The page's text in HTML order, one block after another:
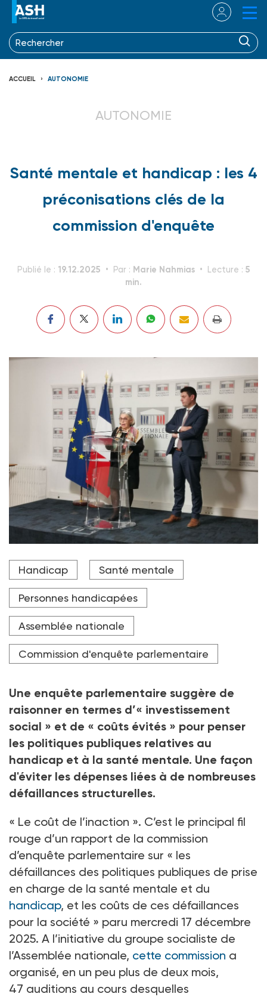
ACCUEIL AUTONOMIE
AUTONOMIE
Santé mentale et handicap : les 4
préconisations clés de la
commission d'enquête
Publié le : 19.12.2025 Par : Marie Nahmias Lecture : 5
min.
Les membres de la commission ont dressé une série de
recommandations réparties en quatre grands axes.
Crédit photo DR
Handicap Santé mentale
Personnes handicapées
Assemblée nationale
Commission d'enquête parlementaire
Une enquête parlementaire suggère de
raisonner en termes d’« investissement
social » et de « coûts évités » pour penser
les politiques publiques relatives au
handicap et à la santé mentale. Une façon
d'éviter les dépenses liées à de nombreuses
défaillances structurelles.
« Le coût de l’inaction ». C’est le principal fil
rouge d’un rapport de la commission
d’enquête parlementaire sur « les
défaillances des politiques publiques de prise
en charge de la santé mentale et du
handicap, et les coûts de ces défaillances
pour la société » paru mercredi 17 décembre
2025. A l’initiative du groupe socialiste de
l’Assemblée nationale, cette commission a
organisé, en un peu plus de deux mois,
47 auditions au cours desquelles